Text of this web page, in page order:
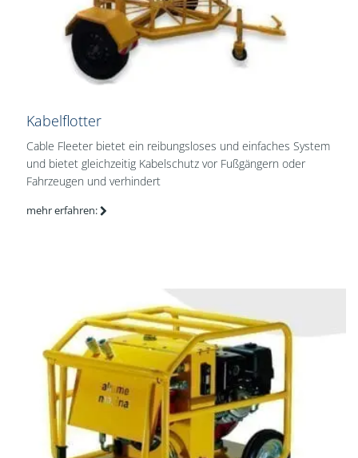
Kabelflotter
Cable Fleeter bietet ein reibungsloses und einfaches System
und bietet gleichzeitig Kabelschutz vor Fußgängern oder
Fahrzeugen und verhindert
mehr erfahren: